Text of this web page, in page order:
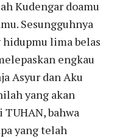
Kudengar doamu
Sesungguhnya
lima belas
engkau
Asyur dan Aku
yang akan
bahwa
yang telah